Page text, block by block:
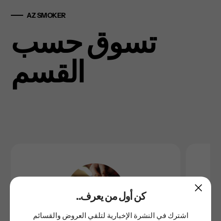
AZ SMOKER
تسوق حسب
القسم
..كن أول من يعرف
اشترك في النشرة الإخبارية لتلقي العروض والقسائم